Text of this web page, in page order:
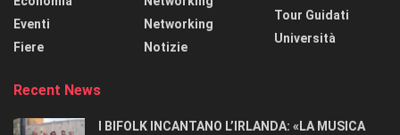
Eventi
Fiere
Networking
Notizie
Tour Guidati
Università
Recent News
I BIFOLK INCANTANO L’IRLANDA: «LA MUSICA